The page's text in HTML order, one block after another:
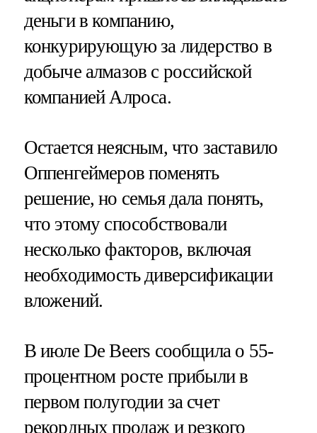
деньги в компанию,
конкурирующую за лидерство в
добыче алмазов с российской
компанией Алроса.
Остается неясным, что заставило
Оппенгеймеров поменять
решение, но семья дала понять,
что этому способствовали
несколько факторов, включая
необходимость диверсификации
вложений.
В июле De Beers сообщила о 55-
процентном росте прибыли в
первом полугодии за счет
рекордных продаж и резкого